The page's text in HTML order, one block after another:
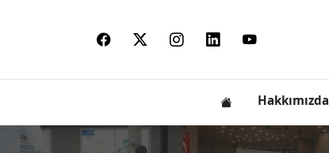
Hakkımızda